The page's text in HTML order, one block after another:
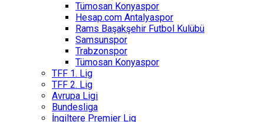
Tümosan Konyaspor
Hesap.com Antalyaspor
Rams Başakşehir Futbol Kulübü
Samsunspor
Trabzonspor
Tümosan Konyaspor
TFF 1. Lig
TFF 2. Lig
Avrupa Ligi
Bundesliga
İngiltere Premier Lig